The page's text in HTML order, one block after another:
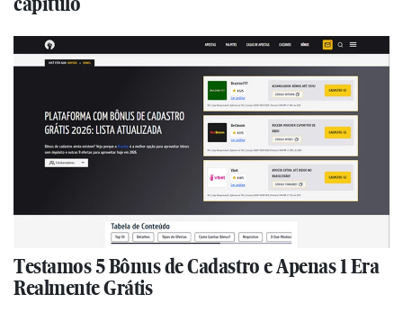
Testamos 5 Bônus de Cadastro e Apenas 1 Era
Realmente Grátis